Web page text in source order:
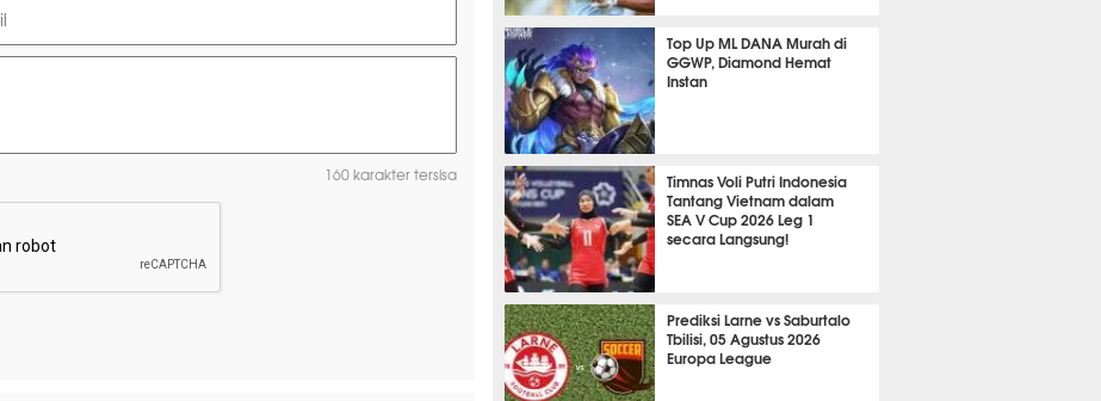
160 karakter tersisa
GOLF
Top Up ML DANA Murah di
GGWP, Diamond Hemat
Instan
ESPORTS
Timnas Voli Putri Indonesia
Tantang Vietnam dalam
SEA V Cup 2026 Leg 1
secara Langsung!
OLAHRAGA LAIN
Prediksi Larne vs Saburtalo
Tbilisi, 05 Agustus 2026
Europa League